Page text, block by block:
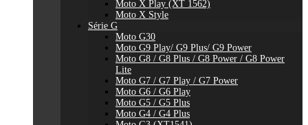
Moto X Play (XT 1562)
Moto X Style
Série G
Moto G30
Moto G9 Play/ G9 Plus/ G9 Power
Moto G8 / G8 Plus / G8 Power / G8 Power
Lite
Moto G7 / G7 Play / G7 Power
Moto G6 / G6 Play
Moto G5 / G5 Plus
Moto G4 / G4 Plus